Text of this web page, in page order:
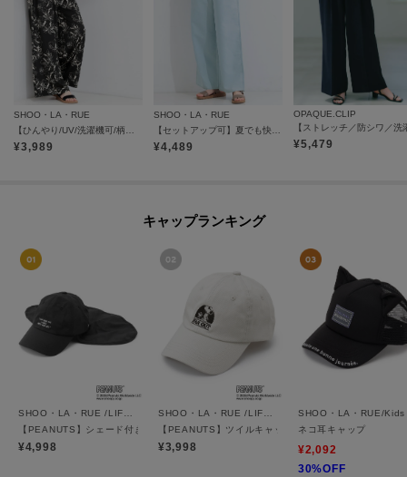
SHOO・LA・RUE
【ひんやり/UV/洗濯機可/柄アソート】やみつきになる ひやとろイージーワイドパンツ
¥3,989
SHOO・LA・RUE
【セットアップ可】夏でも快適 ライトオンスデニム イージーワイドパンツ
¥4,489
OPAQUE.CLIP
¥5,479
キャップランキング
【PEANUTS】シェード付きキャップ
¥4,998
【PEANUTS】ツイルキャップ
¥3,998
SHOO・LA・RUE/Kids
ネコ耳キャップ
¥2,092
30%OFF